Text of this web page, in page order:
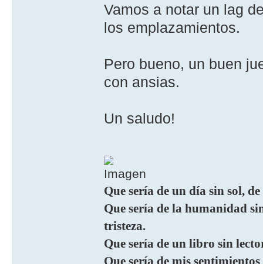
Vamos a notar un lag
los emplazamientos.
Pero bueno, un buen
con ansias.
Un saludo!
Que sería de un día sin sol,
Que sería de la humanidad
tristeza.
Que sería de un libro sin